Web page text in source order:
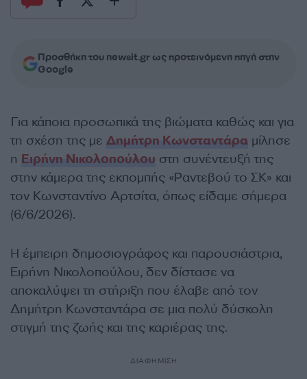
Προσθήκη του newsit.gr ως προτεινόμενη πηγή στην
Google
Για κάποια προσωπικά της βιώματα καθώς και για
τη σχέση της με Δημήτρη Κωνσταντάρα μίλησε
η Ειρήνη Νικολοπούλου στη συνέντευξή της
στην κάμερα της εκπομπής «Ραντεβού το ΣΚ» και
τον Κωνσταντίνο Αρτσίτα, όπως είδαμε σήμερα
(6/6/2026).
Η έμπειρη δημοσιογράφος και παρουσιάστρια,
Ειρήνη Νικολοπούλου, δεν δίστασε να
αποκαλύψει τη στήριξη που έλαβε από τον
Δημήτρη Κωνσταντάρα σε μια πολύ δύσκολη
στιγμή της ζωής και της καριέρας της.
ΔΙΑΦΗΜΙΣΗ